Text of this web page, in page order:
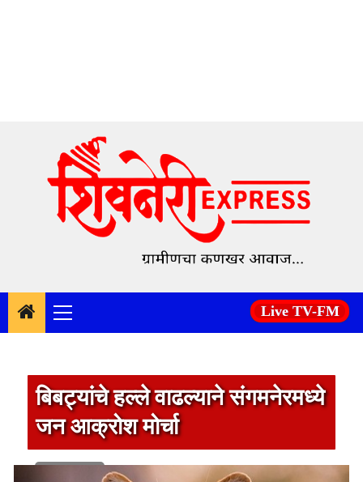
content
Primary
Menu
Live TV-FM
बिबट्यांचे हल्ले वाढल्याने संगमनेरमध्ये
जन आक्रोश मोर्चा